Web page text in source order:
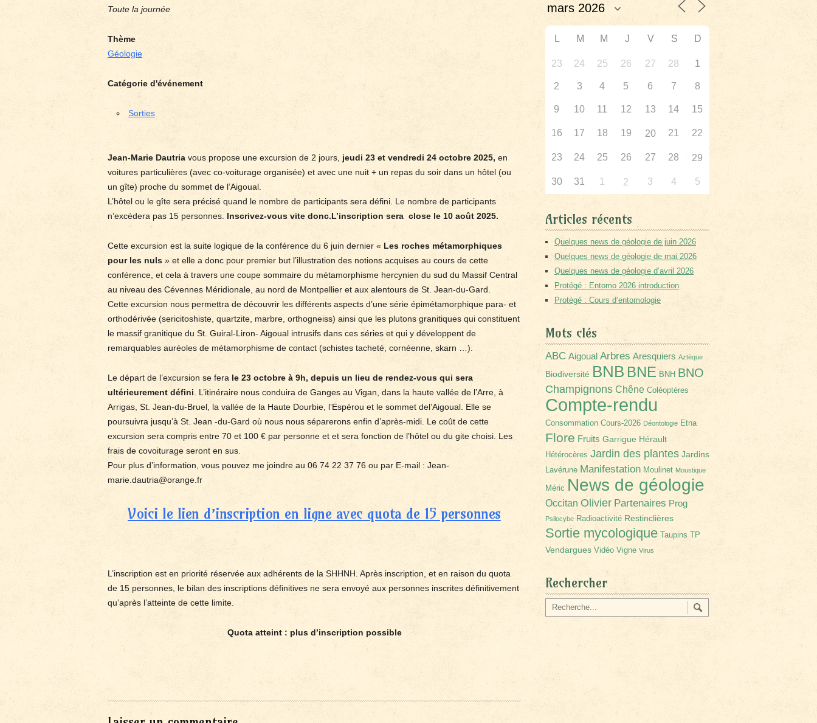
Toute la journée
Thème
Géologie
Catégorie d'événement
Sorties
Jean-Marie Dautria vous propose une excursion de 2 jours, jeudi 23 et vendredi 24 octobre 2025, en
voitures particulières (avec co-voiturage organisée) et avec une nuit + un repas du soir dans un hôtel (ou
un gîte) proche du sommet de l’Aigoual.
L’hôtel ou le gîte sera précisé quand le nombre de participants sera défini. Le nombre de participants
n’excédera pas 15 personnes. Inscrivez-vous vite donc.L’inscription sera close le 10 août 2025.
Cette excursion est la suite logique de la conférence du 6 juin dernier « Les roches métamorphiques
pour les nuls » et elle a donc pour premier but l’illustration des notions acquises au cours de cette
conférence, et cela à travers une coupe sommaire du métamorphisme hercynien du sud du Massif Central
au niveau des Cévennes Méridionale, au nord de Montpellier et aux alentours de St. Jean-du-Gard.
Cette excursion nous permettra de découvrir les différents aspects d’une série épimétamorphique para- et
orthodérivée (sericitoshiste, quartzite, marbre, orthogneiss) ainsi que les plutons granitiques qui constituent
le massif granitique du St. Guiral-Liron- Aigoual intrusifs dans ces séries et qui y développent de
remarquables auréoles de métamorphisme de contact (schistes tacheté, cornéenne, skarn …).
Le départ de l’excursion se fera le 23 octobre à 9h, depuis un lieu de rendez-vous qui sera
ultérieurement défini . L’itinéraire nous conduira de Ganges au Vigan, dans la haute vallée de l’Arre, à
Arrigas, St. Jean-du-Bruel, la vallée de la Haute Dourbie, l’Espérou et le sommet del’Aigoual. Elle se
poursuivra jusqu’à St. Jean -du-Gard où nous nous séparerons enfin d’après-midi. Le coût de cette
excursion sera compris entre 70 et 100 € par personne et et sera fonction de l’hôtel ou du gite choisi. Les
frais de covoiturage seront en sus.
Pour plus d’information, vous pouvez me joindre au 06 74 22 37 76 ou par E-mail : Jean-
marie.dautria@orange.fr
Voici le lien d’inscription en ligne avec quota de 15 personnes
L’inscription est en priorité réservée aux adhérents de la SHHNH. Après inscription, et en raison du quota
de 15 personnes, le bilan des inscriptions définitives ne sera envoyé aux personnes inscrites définitivement
qu’après l’atteinte de cette limite.
Quota atteint : plus d’inscription possible
L M M J V S D
23 24 25 26 27 28 1
2 3 4 5 6 7 8
9 10 11 12 13 14 15
16 17 18 19 20 21 22
23 24 25 26 27 28 29
30 31 1 2 3 4 5
Articles récents
Quelques news de géologie de juin 2026
Quelques news de géologie de mai 2026
Quelques news de géologie d’avril 2026
Protégé : Entomo 2026 introduction
Protégé : Cours d’entomologie
Mots clés
ABC Aigoual Arbres Aresquiers Aztèque
Biodiversité BNB BNE BNH BNO
Champignons Chêne Coléoptères
Compte-rendu
Consommation Cours-2026 Déontologie Etna
Flore Fruits Garrigue Hérault
Hétérocères Jardin des plantes Jardins
Lavérune Manifestation Moulinet Moustique
Méric News de géologie
Occitan Olivier Partenaires Prog
Psilocybe Radioactivité Restinclières
Sortie mycologique Taupins TP
Vendargues Vidéo Vigne Virus
Rechercher